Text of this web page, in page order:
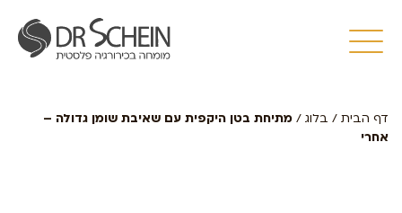
דף הבית / בלוג / מתיחת בטן היקפית עם שאיבת שומן גדולה –
אחרי